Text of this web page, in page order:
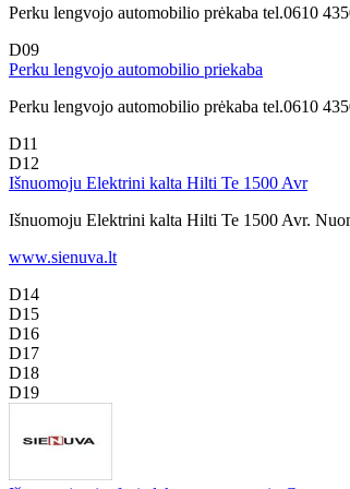
Perku lengvojo automobilio prėkaba tel.0610
D09
Perku lengvojo automobilio priekaba
Perku lengvojo automobilio prėkaba tel.0610
D11
D12
Išnuomoju Elektrini kalta Hilti Te 1500 Avr
Išnuomoju Elektrini kalta Hilti Te 1500 Avr.
www.sienuva.lt
D14
D15
D16
D17
D18
D19